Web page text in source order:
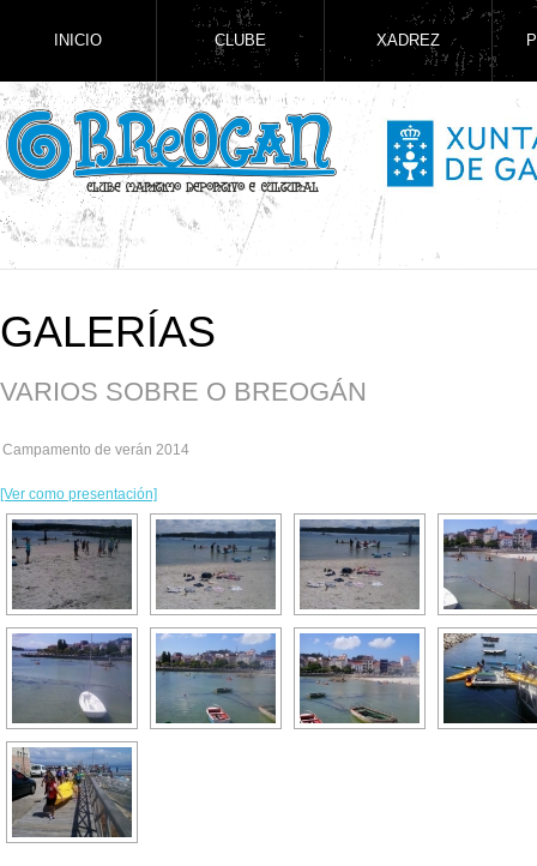
INICIO CLUBE XADREZ
GALERÍAS
VARIOS SOBRE O BREOGÁN
Campamento de verán 2014
[Ver como presentación]